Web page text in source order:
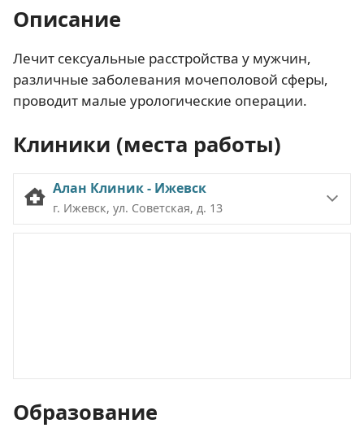
Описание
Лечит сексуальные расстройства у мужчин,
различные заболевания мочеполовой сферы,
проводит малые урологические операции.
Клиники (места работы)
Алан Клиник - Ижевск
г. Ижевск, ул. Советская, д. 13
Образование